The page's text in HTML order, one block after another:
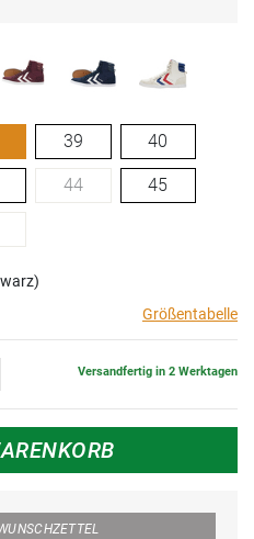
39 40
44 45
Größentabelle
Versandfertig in 2 Werktagen